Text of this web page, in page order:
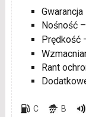
Nośność –
Prędkość
Rant
C B